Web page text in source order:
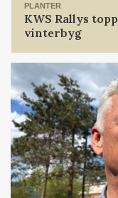
PLANTER
KWS Rallys
vinterbyg